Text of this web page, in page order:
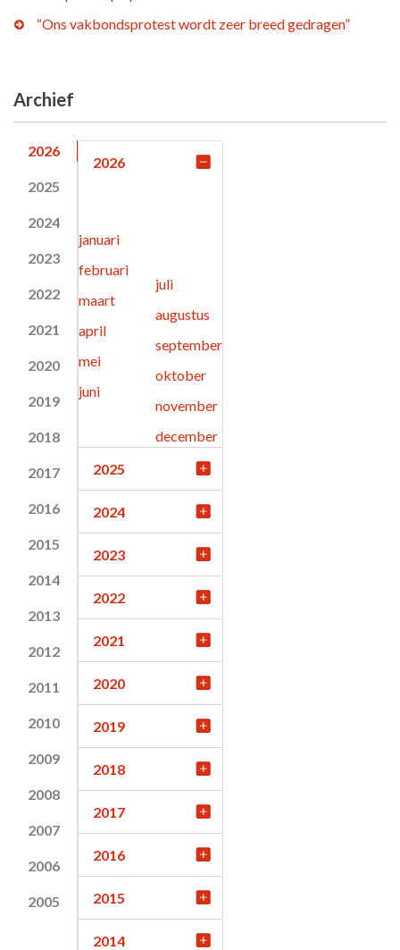
“Ons vakbondsprotest wordt zeer breed gedragen”
Archief
2026
2025
2024
2023
2022
2021
2020
2019
2018
2017
2016
2015
2014
2013
2012
2011
2010
2009
2008
2007
2006
2005
2026
januari
februari
maart
april
mei
juni
juli
augustus
september
oktober
november
december
2025
2024
2023
2022
2021
2020
2019
2018
2017
2016
2015
2014